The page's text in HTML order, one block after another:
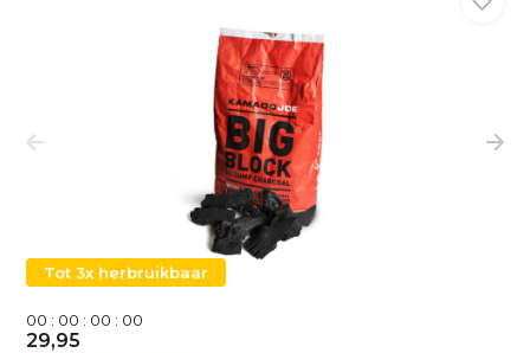
Tot 3x herbruikbaar
00 : 00 : 00 : 00
29,95